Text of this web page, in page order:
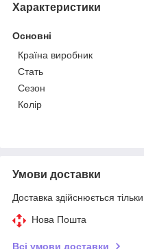
Характеристики
Основні
Країна виробник
Стать
Сезон
Колір
Умови доставки
Доставка здійснюється
Нова Пошта
Всі умови доставки